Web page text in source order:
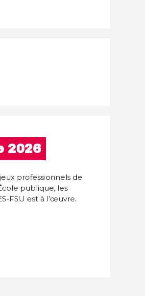
2026
professionnels de
publique, les
FSU est à l’œuvre.